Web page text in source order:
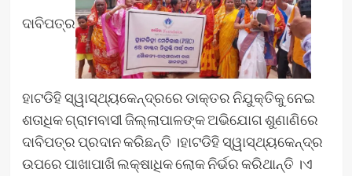
ଦାବିପତ୍ର
ହାଟଡିହି ସ୍ୱାସ୍ଥ୍ୟକେନ୍ଦ୍ରରେ ଡାକ୍ତର ନିଯୁକ୍ତିକୁ ନେଇ
ଶତାଧିକ ଗ୍ରାମବାସୀ ଜିଲ୍ଲାପାଳଙ୍କ ଅଭିଯୋଗ ଶୁଣାଣିରେ
ଦାବିପତ୍ର ପ୍ରଦାନ କରିଛନ୍ତି ।ହାଟଡିହି ସ୍ୱାସ୍ଥ୍ୟକେନ୍ଦ୍ର
ଉପରେ ପାଖାପାଖି ଲକ୍ଷାଧିକ ଲୋକ ନିର୍ଭର କରିଥାନ୍ତି ।ଏ